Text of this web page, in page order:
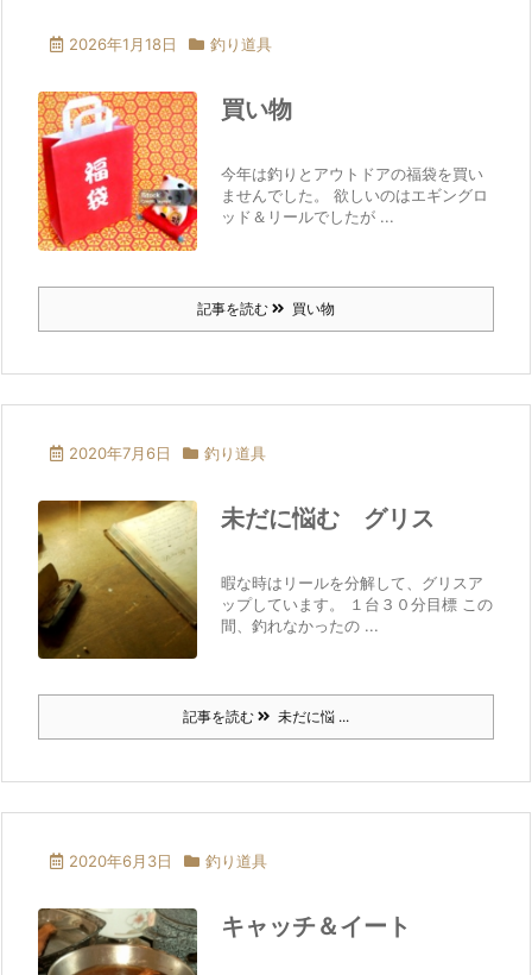
2026年1月18日 釣り道具
買い物
今年は釣りとアウトドアの福袋を買い
ませんでした。 欲しいのはエギングロ
ッド＆リールでしたが ...
記事を読む 買い物
2020年7月6日 釣り道具
未だに悩む グリス
暇な時はリールを分解して、グリスア
ップしています。 １台３０分目標 この
間、釣れなかったの ...
記事を読む 未だに悩 ...
2020年6月3日 釣り道具
キャッチ＆イート